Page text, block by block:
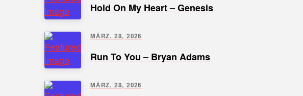
Hold On My Heart – Genesis
MÄRZ. 28, 2026
Run To You – Bryan Adams
MÄRZ. 28, 2026